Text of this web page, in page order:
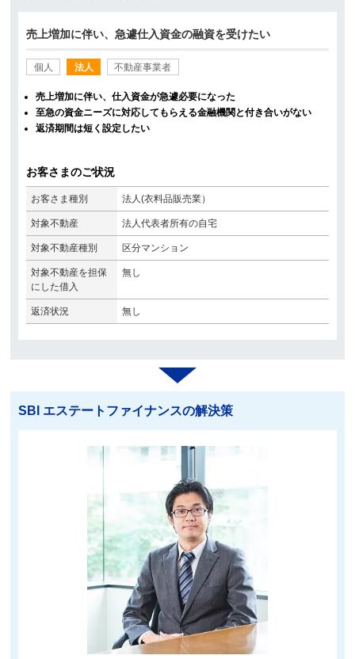
売上増加に伴い、急遽仕入資金の融資を受けたい
個人 法人 不動産事業者
売上増加に伴い、仕入資金が急遽必要になった
至急の資金ニーズに対応してもらえる金融機関と付き合いがない
返済期間は短く設定したい
お客さまのご状況
お客さま種別 法人(衣料品販売業）
対象不動産 法人代表者所有の自宅
対象不動産種別 区分マンション
対象不動産を担保
にした借入
無し
返済状況 無し
SBI エステートファイナンスの解決策